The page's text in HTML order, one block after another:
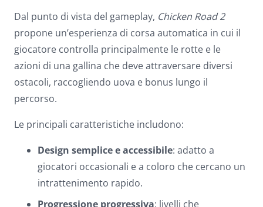
Dal punto di vista del gameplay, Chicken Road 2
propone un’esperienza di corsa automatica in cui il
giocatore controlla principalmente le rotte e le
azioni di una gallina che deve attraversare diversi
ostacoli, raccogliendo uova e bonus lungo il
percorso.
Le principali caratteristiche includono:
Design semplice e accessibile: adatto a
giocatori occasionali e a coloro che cercano un
intrattenimento rapido.
Progressione progressiva: livelli che